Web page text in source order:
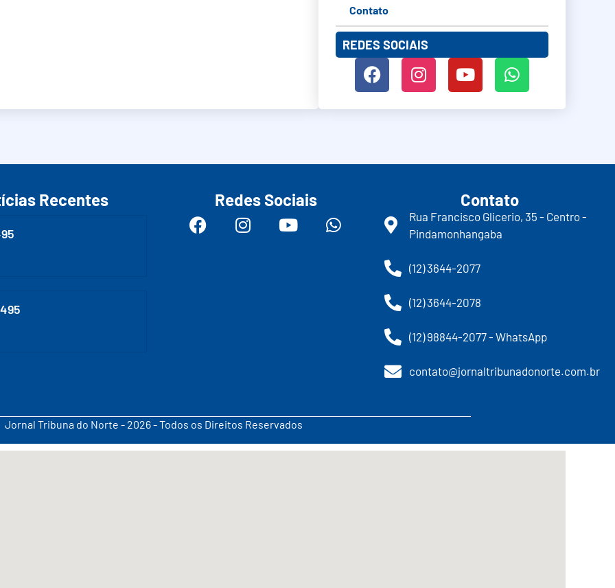
Contato
REDES SOCIAIS
Recentes Redes Sociais Contato
Rua Francisco Glicerio, 35 - Centro -
Pindamonhangaba
(12) 3644-2077
(12) 3644-2078
(12) 98844-2077 - WhatsApp
contato@jornaltribunadonorte.com.br
Jornal Tribuna do Norte - 2026 - Todos os Direitos Reservados